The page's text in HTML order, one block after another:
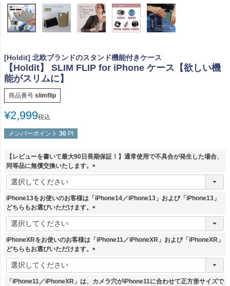
[Holdit] 北欧ブランドのスタンド機能付きケース
【Holdit】 SLIM FLIP for iPhone ケース【欲しい機
能がスリムに】
商品番号 slimflip
¥2,999税込
メンバーポイント 30 Pt
【レビューを書いて最大90日長期保証！】通常使用で不具合が発生した場合、
同等品に無償交換いたします。
(
須
)
iPhone13をお使いのお客様は「iPhone14／iPhone13」および「iPhone13」
どちらもお選びいただけます。
(
須
)
iPhoneXRをお使いのお客様は「iPhone11／iPhoneXR」および「iPhoneXR」
どちらもお選びいただけます。
(
須
「iPhone11／iPhoneXR」は、カメラ穴がiPhone11に合わせて正方形サイズで